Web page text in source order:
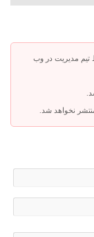
تیم مدیریت در وب
نخواهد شد.